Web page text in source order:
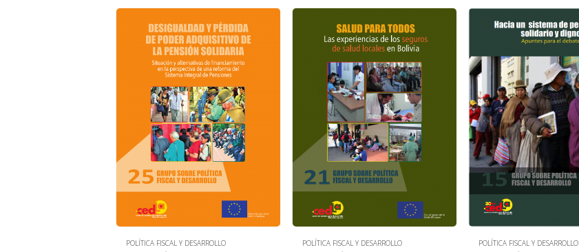
POLÍTICA FISCAL Y DESARROLLO POLÍTICA FISCAL Y DESARROLLO POLÍTICA FISCAL Y DESARROLLO